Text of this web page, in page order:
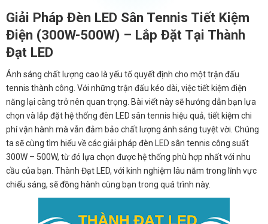
Giải Pháp Đèn LED Sân Tennis Tiết Kiệm
Điện (300W-500W) – Lắp Đặt Tại Thành
Đạt LED
Ánh sáng chất lượng cao là yếu tố quyết định cho một trận đấu
tennis thành công. Với những trận đấu kéo dài, việc tiết kiệm điện
năng lại càng trở nên quan trọng. Bài viết này sẽ hướng dẫn bạn lựa
chọn và lắp đặt hệ thống đèn LED sân tennis hiệu quả, tiết kiệm chi
phí vận hành mà vẫn đảm bảo chất lượng ánh sáng tuyệt vời. Chúng
ta sẽ cùng tìm hiểu về các giải pháp đèn LED sân tennis công suất
300W – 500W, từ đó lựa chọn được hệ thống phù hợp nhất với nhu
cầu của bạn. Thành Đạt LED, với kinh nghiệm lâu năm trong lĩnh vực
chiếu sáng, sẽ đồng hành cùng bạn trong quá trình này.